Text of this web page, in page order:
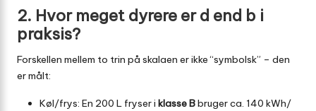
2. Hvor meget dyrere er d end b i
praksis?
Forskellen mellem to trin på skalaen er ikke “symbolsk” – den
er målt:
Køl/frys: En 200 L fryser i klasse Bbruger ca. 140 kWh/